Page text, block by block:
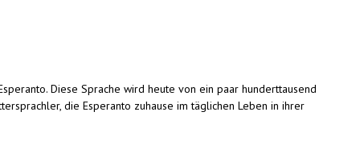
Diese Sprache wird heute von ein paar hunderttausend
die Esperanto zuhause im täglichen Leben in ihrer